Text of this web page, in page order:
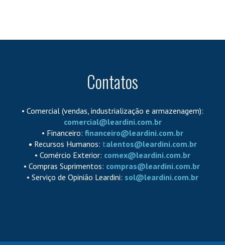
Contatos
• Comercial (vendas, industrialização e armazenagem):
comercial@leardini.com.br
• Financeiro: financeiro@leardini.com.br
• Recursos Humanos: talentos@leardini.com.br
• Comércio Exterior: comex@leardini.com.br
• Compras Suprimentos: compras@leardini.com.br
• Serviço de Opinião Leardini: sol@leardini.com.br